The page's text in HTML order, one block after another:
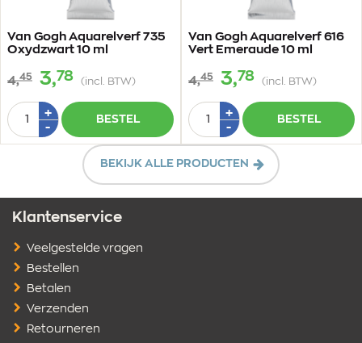
Van Gogh Aquarelverf 735
Oxydzwart 10 ml
4,45 3,78 (incl. BTW)
Aantal
+Plus
-Min
1
BESTEL
Van Gogh Aquarelverf 616
Vert Emeraude 10 ml
4,45 3,78 (incl. BTW)
Aantal
+Plus
-Min
1
BESTEL
BEKIJK ALLE PRODUCTEN
Klantenservice
Veelgestelde vragen
Bestellen
Betalen
Verzenden
Retourneren